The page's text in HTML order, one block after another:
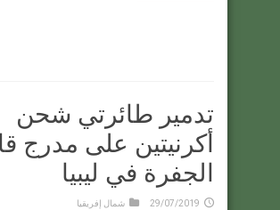
تدمير طائرتي شحن
أكرنيتين على مدرج
الجفرة في ليبيا
29/07/2019 شمال إفريقيا